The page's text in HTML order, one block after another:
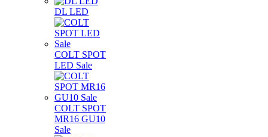
DL LED
COLT SPOT
LED Sale
COLT SPOT
MR16 GU10
Sale